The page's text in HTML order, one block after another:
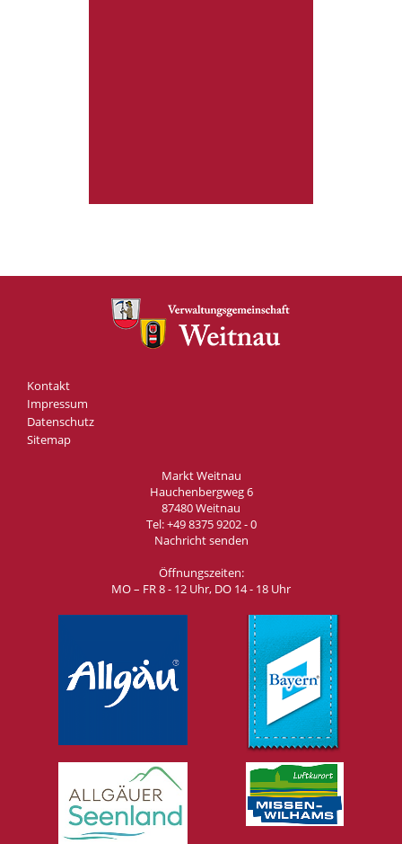
Kontakt
Impressum
Datenschutz
Sitemap
Markt Weitnau
Hauchenbergweg 6
87480 Weitnau
Tel:+49 8375 9202 - 0
Nachricht senden
Öffnungszeiten:
MO – FR 8 - 12 Uhr, DO 14 - 18 Uhr